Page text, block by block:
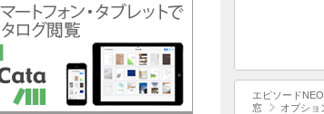
エピソード
窓
オプショ